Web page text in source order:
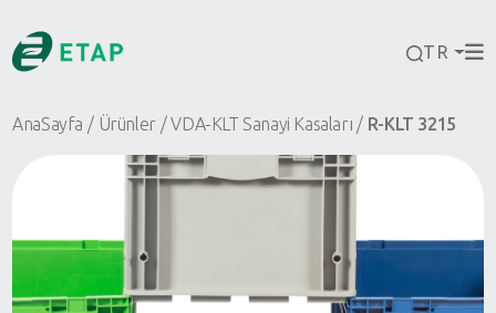
TR
AnaSayfa Ürünler VDA-KLT Sanayi Kasaları R-KLT 3215